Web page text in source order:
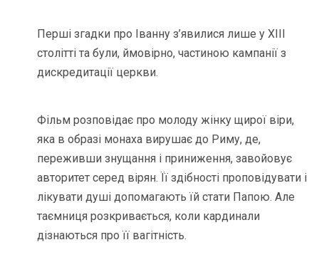
Перші згадки про Іванну з’явилися лише у XIII
столітті та були, ймовірно, частиною кампанії з
дискредитації церкви.
Фільм розповідає про молоду жінку щирої віри,
яка в образі монаха вирушає до Риму, де,
переживши знущання і приниження, завойовує
авторитет серед вірян. Її здібності проповідувати і
лікувати душі допомагають їй стати Папою. Але
таємниця розкривається, коли кардинали
дізнаються про її вагітність.